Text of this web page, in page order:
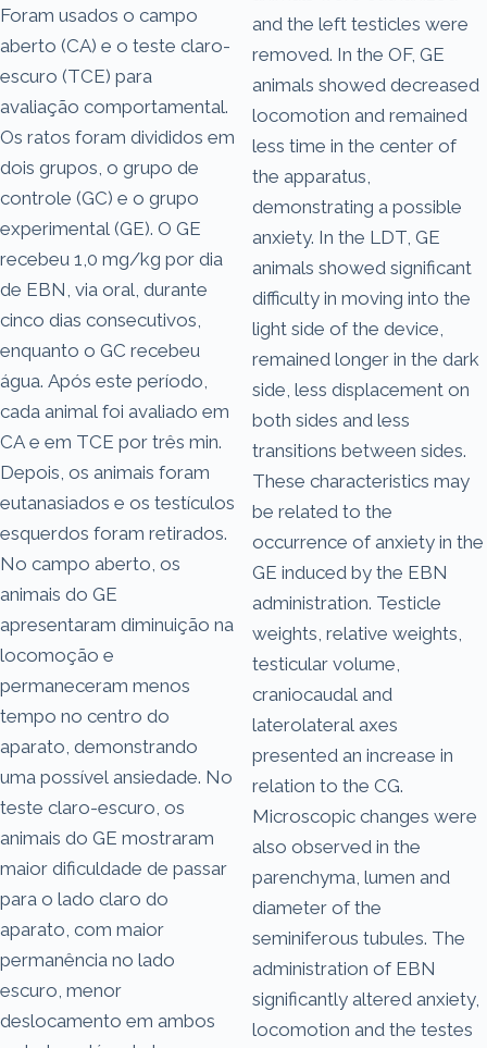
Foram usados o campo
aberto (CA) e o teste claro-
escuro (TCE) para
avaliação comportamental.
Os ratos foram divididos em
dois grupos, o grupo de
controle (GC) e o grupo
experimental (GE). O GE
recebeu 1,0 mg/kg por dia
de EBN, via oral, durante
cinco dias consecutivos,
enquanto o GC recebeu
água. Após este período,
cada animal foi avaliado em
CA e em TCE por três min.
Depois, os animais foram
eutanasiados e os testículos
esquerdos foram retirados.
No campo aberto, os
animais do GE
apresentaram diminuição na
locomoção e
permaneceram menos
tempo no centro do
aparato, demonstrando
uma possível ansiedade. No
teste claro-escuro, os
animais do GE mostraram
maior dificuldade de passar
para o lado claro do
aparato, com maior
permanência no lado
escuro, menor
deslocamento em ambos
and the left testicles were
removed. In the OF, GE
animals showed decreased
locomotion and remained
less time in the center of
the apparatus,
demonstrating a possible
anxiety. In the LDT, GE
animals showed significant
difficulty in moving into the
light side of the device,
remained longer in the dark
side, less displacement on
both sides and less
transitions between sides.
These characteristics may
be related to the
occurrence of anxiety in the
GE induced by the EBN
administration. Testicle
weights, relative weights,
testicular volume,
craniocaudal and
laterolateral axes
presented an increase in
relation to the CG.
Microscopic changes were
also observed in the
parenchyma, lumen and
diameter of the
seminiferous tubules. The
administration of EBN
significantly altered anxiety,
locomotion and the testes